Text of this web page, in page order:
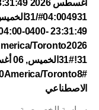
Toronto2026
Toronto8#
الاصطناعي